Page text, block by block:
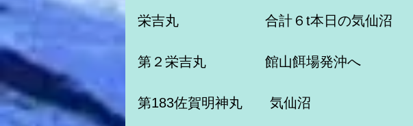
栄吉丸　　　　　　 合計６t本日の気仙沼
第２栄吉丸　　　　 館山餌場発沖へ
第183佐賀明神丸　　気仙沼